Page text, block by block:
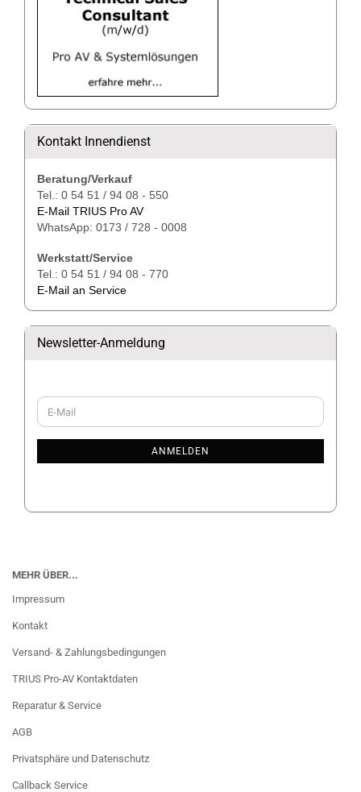
Kontakt Innendienst
Beratung/Verkauf
Tel.: 0 54 51 / 94 08 - 550
E-Mail TRIUS Pro AV
WhatsApp: 0173 / 728 - 0008
Werkstatt/Service
Tel.: 0 54 51 / 94 08 - 770
E-Mail an Service
Newsletter-Anmeldung
WEITER
ZUR
E-
Mail
ANMELDEN
MEHR ÜBER...
Impressum
Kontakt
Versand- & Zahlungsbedingungen
TRIUS Pro-AV Kontaktdaten
Reparatur & Service
AGB
Privatsphäre und Datenschutz
Callback Service